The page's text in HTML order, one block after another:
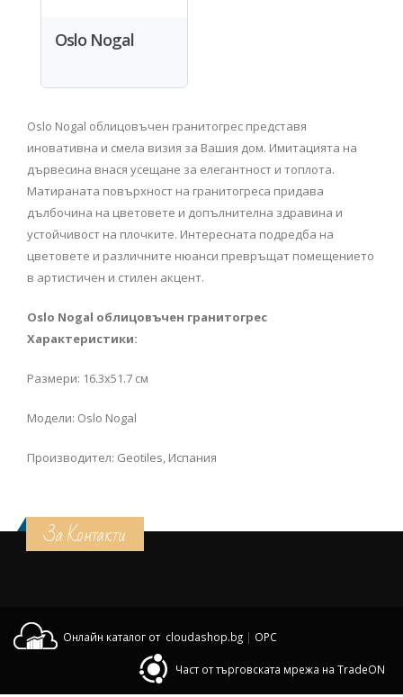
Oslo Nogal
Oslo Nogal облицовъчен гранитогрес представя
иновативна и смела визия за Вашия дом. Имитацията на
дървесина внася усещане за елегантност и топлота.
Матираната повърхност на гранитогреса придава
дълбочина на цветовете и допълнителна здравина и
устойчивост на плочките. Интересната подредба на
цветовете и различните нюанси превръщат помещението
в артистичен и стилен акцент.
Oslo Nogal oблицовъчен гранитогрес
Характеристики:
Размери: 16.3х51.7 см
Модели: Oslo Nogal
Производител: Geotiles, Испания
За Контакти
Онлайн каталог от cloudashop.bg | OPC
Част от търговската мрежа на TradeON